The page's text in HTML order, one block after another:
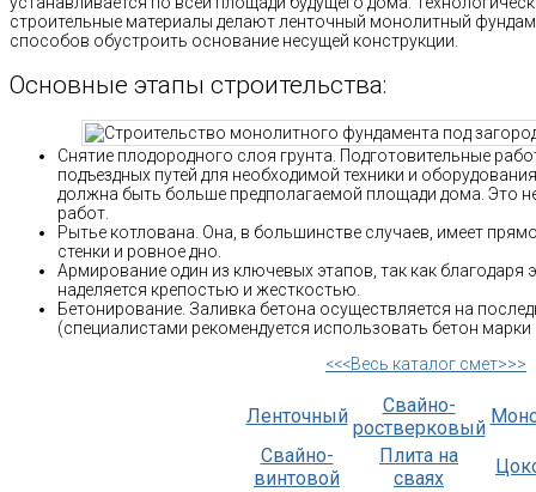
строительные материалы делают ленточный монолитный
способов обустроить основание несущей конструкции.
Основные этапы строительства:
Снятие плодородного слоя грунта. Подготовительные
подъездных путей для необходимой техники и
должна быть больше предполагаемой площади дома. Это
работ.
Рытье котлована. Она, в большинстве случаев, имеет
стенки и ровное дно.
Армирование один из ключевых этапов, так как
наделяется крепостью и жесткостью.
Бетонирование. Заливка бетона осуществляется на
(специалистами рекомендуется использовать бетон
<<<Весь каталог смет>>>
Ленточный
Свайно-
ростверковый
Свайно-
винтовой
Плита на
сваях